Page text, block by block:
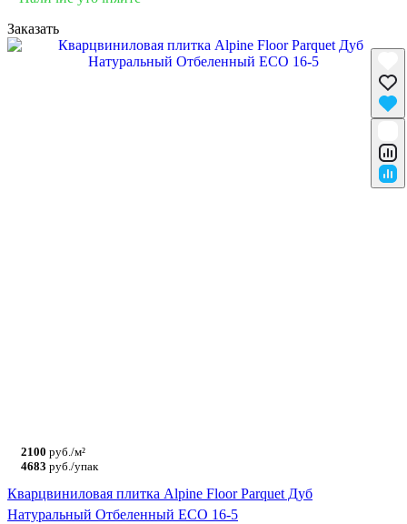
Заказать
2100 руб./м²
4683 руб./упак
Кварцвиниловая плитка Alpine Floor Parquet Дуб
Натуральный Отбеленный ECO 16-5